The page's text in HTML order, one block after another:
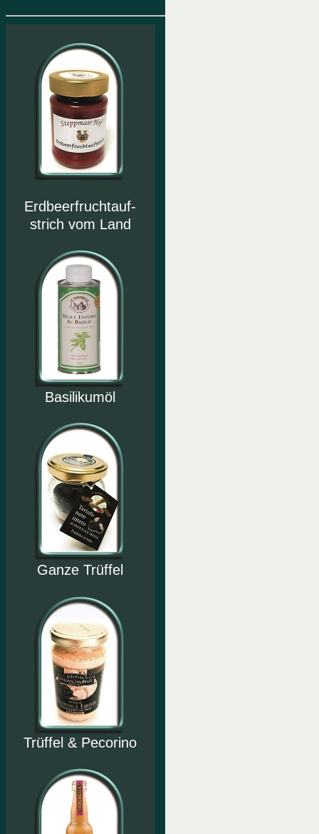
Erdbeerfruchtauf-
strich vom Land
Basilikumöl
Ganze Trüffel
Trüffel & Pecorino